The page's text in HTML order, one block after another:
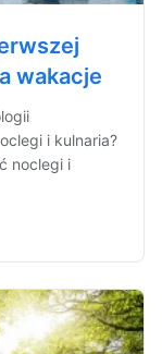
wakacje
i kulnaria?
noclegi i